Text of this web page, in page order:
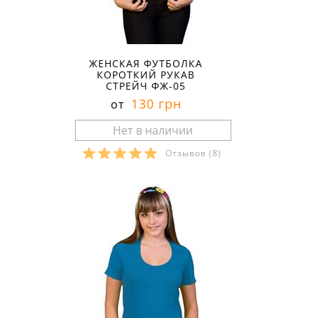
ЖЕНСКАЯ ФУТБОЛКА
КОРОТКИЙ РУКАВ
СТРЕЙЧ ФЖ-05
от 130 грн
Отзывов (8)